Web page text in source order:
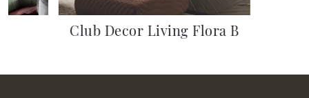
Club Decor Living Flora B